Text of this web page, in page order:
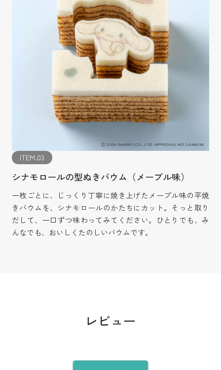
ITEM.03
シナモロールの型ぬきバウム（メープル味）
一枚ごとに、じっくり丁寧に焼き上げたメープル味の平焼
きバウムを、シナモロールのかたちにカット。そっと取り
だして、一口ずつ味わってみてください。ひとりでも、み
んなでも、おいしくたのしいバウムです。
レビュー